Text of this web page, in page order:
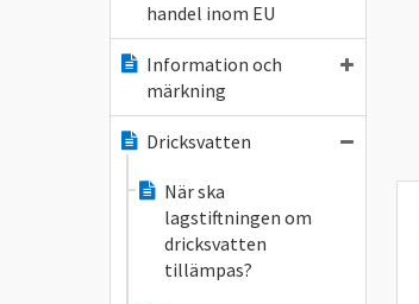
handel inom EU
Information och
märkning
Dricksvatten
När ska
lagstiftningen om
dricksvatten
tillämpas?